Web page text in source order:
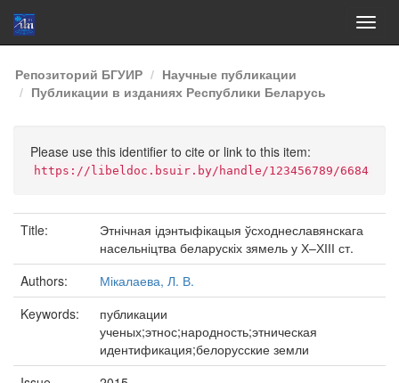
Skip
navigation
Репозиторий БГУИР
Научные публикации
Публикации в изданиях Республики Беларусь
Please use this identifier to cite or link to this item:
https://libeldoc.bsuir.by/handle/123456789/6684
Title:
Этнічная ідэнтыфікацыя ўсходнеславянскага
насельніцтва беларускіх зямель у Х–ХІІІ ст.
Authors:
Мікалаева, Л. В.
Keywords:
публикации
ученых;этнос;народность;этническая
идентификация;белорусские земли